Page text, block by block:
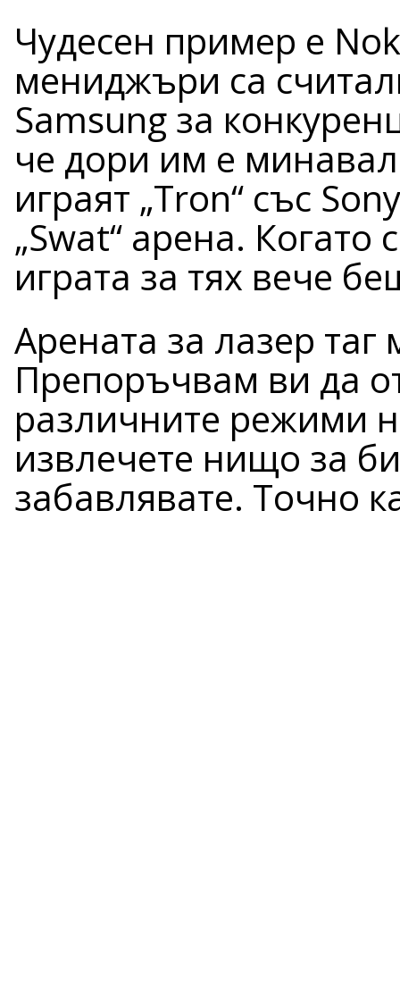
Чудесен пример е
мениджъри са
Samsung за
че дори им е
играят „Tron“ със
„Swat“ арена. Когато
играта за тях вече
Арената за лазер
Препоръчвам ви да
различните режими
извлечете нищо за
забавлявате. Точно